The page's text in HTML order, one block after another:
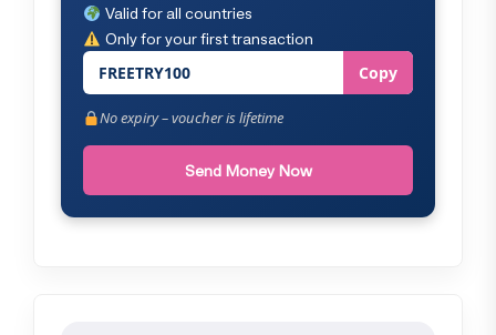
Valid for all countries
Only for your first transaction
FREETRY100 Copy
No expiry – voucher is lifetime
Send Money Now